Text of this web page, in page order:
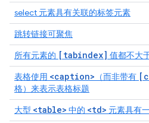
select 元素具有关联的标签元素
跳转链接可聚焦
所有元素的 [tabindex] 值都不大
表格使用 <caption> （而非带有
格）来表示表格标题
大型 <table> 中的 <td> 元素具有